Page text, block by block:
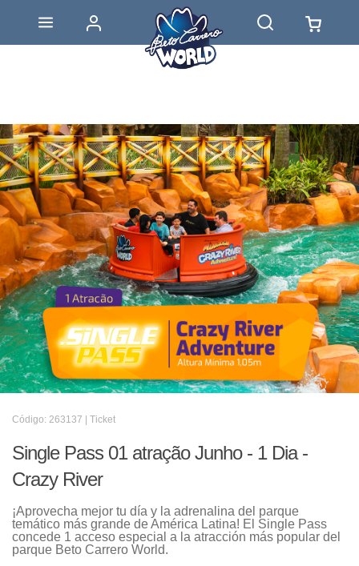
Código: 263137 | Ticket
Single Pass 01 atração Junho - 1 Dia -
Crazy River
¡Aprovecha mejor tu día y la adrenalina del parque
temático más grande de América Latina! El Single Pass
concede 1 acceso especial a la atracción más popular del
parque Beto Carrero World.